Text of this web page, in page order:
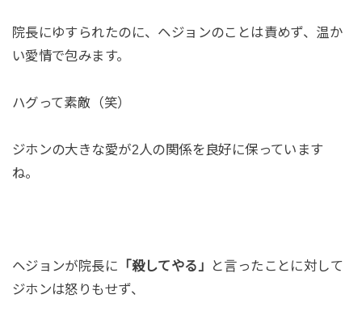
院長にゆすられたのに、ヘジョンのことは責めず、温か
い愛情で包みます。
ハグって素敵（笑）
ジホンの大きな愛が2人の関係を良好に保っています
ね。
ヘジョンが院長に 「殺してやる」
と言ったことに対して
ジホンは怒りもせず、